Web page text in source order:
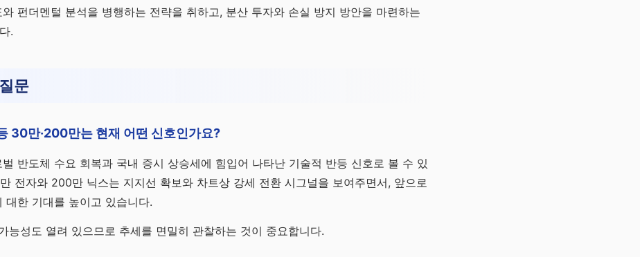
펀더멘털 분석을 병행하는 전략을 취하고, 분산 투자와 손실 방지 방안을 마련하는
.
문
30만·200만는 현재 어떤 신호인가요?
반도체 수요 회복과 국내 증시 상승세에 힘입어 나타난 기술적 반등 신호로 볼 수 있
전자와 200만 닉스는 지지선 확보와 차트상 강세 전환 시그널을 보여주면서, 앞으로
대한 기대를 높이고 있습니다.
능성도 열려 있으므로 추세를 면밀히 관찰하는 것이 중요합니다.